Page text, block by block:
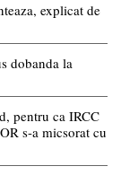
explicat de
dobanda la
pentru ca IRCC
s-a micsorat cu